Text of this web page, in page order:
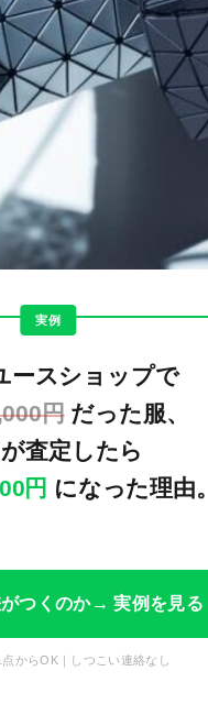
実例
ースショップで
円だった服、
査定したら
円 になった理由。
つくのか→ 実例を見る
からOK｜しつこい連絡なし